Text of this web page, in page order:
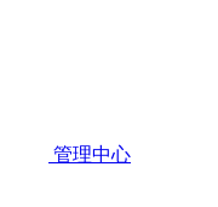
管理中心